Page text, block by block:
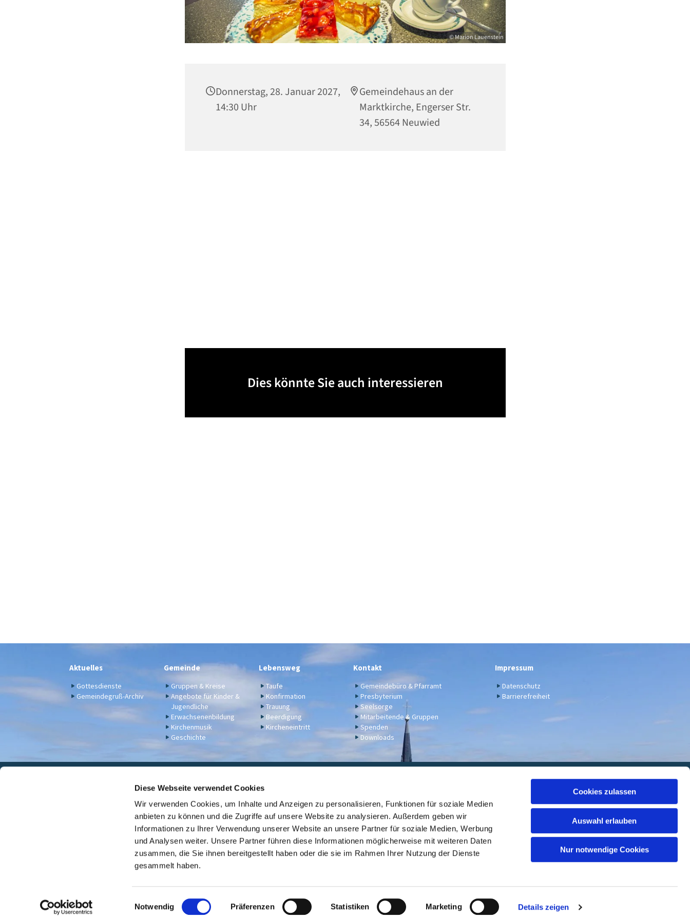
Diese Webseite verwendet Cookies
Wir verwenden Cookies, um Inhalte und Anzeigen zu personalisieren, Funktionen für soziale Medien
anbieten zu können und die Zugriffe auf unsere Website zu analysieren. Außerdem geben wir
Informationen zu Ihrer Verwendung unserer Website an unsere Partner für soziale Medien, Werbung
und Analysen weiter. Unsere Partner führen diese Informationen möglicherweise mit weiteren Daten
zusammen, die Sie ihnen bereitgestellt haben oder die sie im Rahmen Ihrer Nutzung der Dienste
gesammelt haben.
i
Notwendig Präferenzen Statistiken Marketing Details zeigen
Cookies zulassen
Auswahl erlauben
Nur notwendige Cookies
© Marion Lauenstein
Donnerstag, 28. Januar 2027,
14:30 Uhr
Gemeindehaus an der
Marktkirche, Engerser Str.
34, 56564 Neuwied
Dies könnte Sie auch interessieren
Aktuelles
Gottesdienste
Gemeindegruß-Archiv
Gemeinde
Gruppen & Kreise
Angebote für Kinder &
Jugendliche
Erwachsenenbildung
Kirchenmusik
Geschichte
Lebensweg
Taufe
Konfirmation
Trauung
Beerdigung
Kircheneintritt
Kontakt
Gemeindebüro & Pfarramt
Presbyterium
Seelsorge
Mitarbeitende & Gruppen
Spenden
Downloads
Impressum
Datenschutz
Barrierefreiheit
Für Spenden u. a. - Bankverbindung: KD Bank (Bank für Kirche und Diakonie), IBAN: DE14 3506 0190 6531 7000 05, BIC: GENODED1DKD
Kontaktinformationenev. Kirche Engers
Link zur Übersicht der evangelischen Kirchengemeinden der Stadt Neuwied